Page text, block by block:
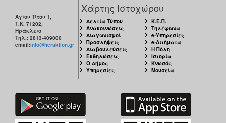
Αγίου Τίτου 1,
Τ.Κ. 71202,
Ηράκλειο
Τηλ.: 2813-409000
email:info@heraklion.gr
Χάρτης Ιστοχώρου
Δελτία Τύπου
Ανακοινώσεις
Διαγωνισμοί
Προσλήψεις
Διαβουλεύσεις
Εκδηλώσεις
Ο Δήμος
Υπηρεσίες
Κ.Ε.Π.
Τηλέφωνα
e-Υπηρεσίες
e-Αιτήματα
Η Πόλη
Ιστορία
Κνωσός
Μουσεία